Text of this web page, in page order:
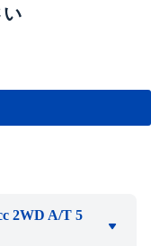
い
2WD A/T 5